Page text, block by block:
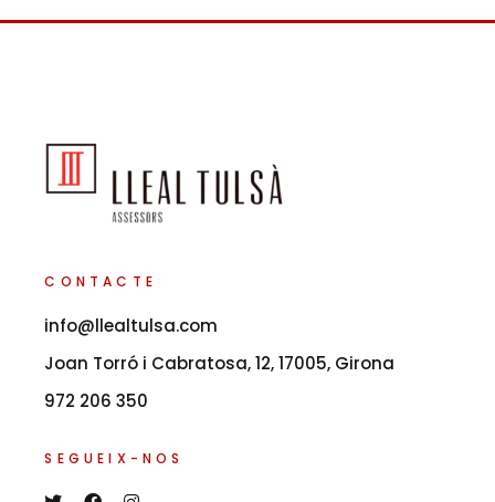
CONTACTE
info@llealtulsa.com
Joan Torró i Cabratosa, 12, 17005, Girona
972 206 350
SEGUEIX-NOS